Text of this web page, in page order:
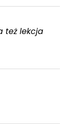
też lekcja